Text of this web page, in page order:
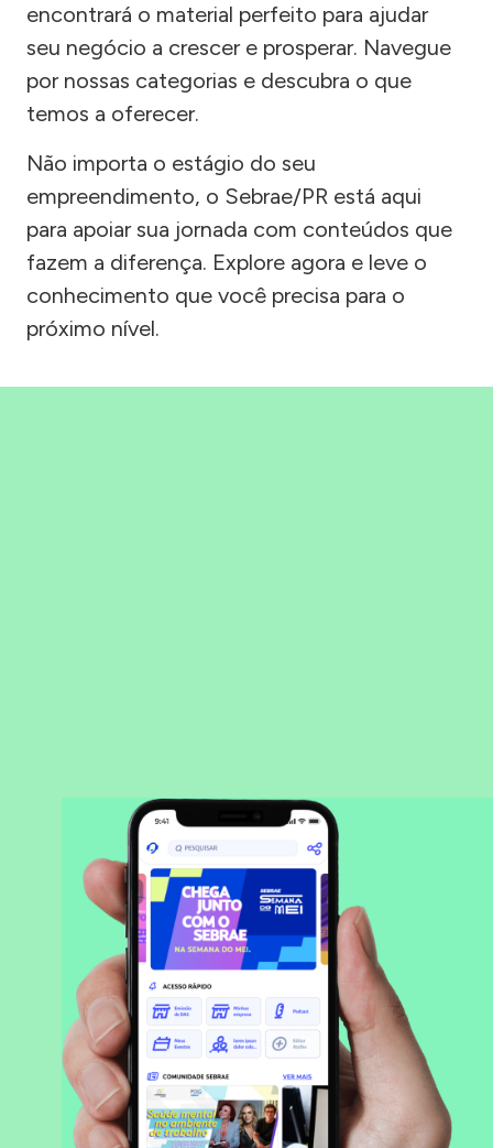
encontrará o material perfeito para ajudar
seu negócio a crescer e prosperar. Navegue
por nossas categorias e descubra o que
temos a oferecer.
Não importa o estágio do seu
empreendimento, o Sebrae/PR está aqui
para apoiar sua jornada com conteúdos que
fazem a diferença. Explore agora e leve o
conhecimento que você precisa para o
próximo nível.